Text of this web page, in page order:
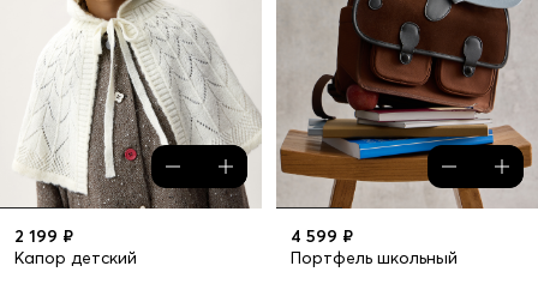
2 199 ₽
Капор детский
4 599 ₽
Портфель школьный